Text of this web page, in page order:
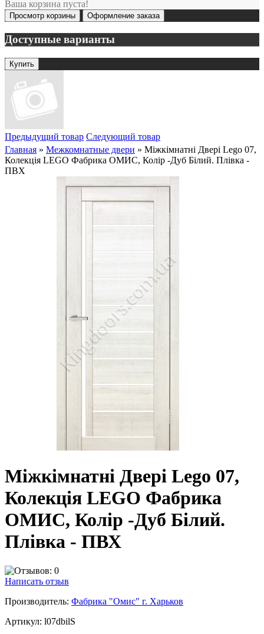
Ваша корзина пуста!
Просмотр корзины Оформление заказа
Доступные варианты
Предыдущий товар Следующий товар
Главная » Межкомнатные двери » Міжкімнатні Двері Lego 07,
Колекція LEGO Фабрика ОМИС, Колір -Дуб Білий. Плівка -
ПВХ
Міжкімнатні Двері Lego 07,
Колекція LEGO Фабрика
ОМИС, Колір -Дуб Білий.
Плівка - ПВХ
Написать отзыв
Производитель: Фабрика "Омис" г. Харьков
Артикул: l07dbilS